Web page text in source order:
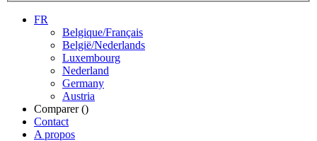
FR
Belgique/Français
België/Nederlands
Luxembourg
Nederland
Germany
Austria
Comparer ()
Contact
A propos